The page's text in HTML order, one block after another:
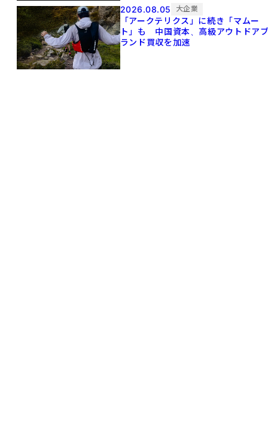
2026.08.05 大企業
「アークテリクス」に続き「マムー
ト」も 中国資本、高級アウトドア
ランド買収を加速